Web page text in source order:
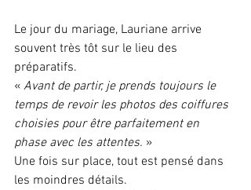
Le jour du mariage, Lauriane arrive
souvent très tôt sur le lieu des
préparatifs.
« Avant de partir, je prends toujours le
temps de revoir les photos des coiffures
choisies pour être parfaitement en
phase avec les attentes. »
Une fois sur place, tout est pensé dans
les moindres détails.